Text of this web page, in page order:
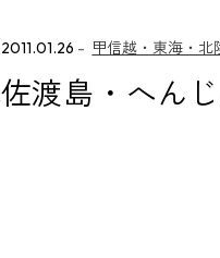
2011.01.26 甲信越・東海・北
佐渡島・へん